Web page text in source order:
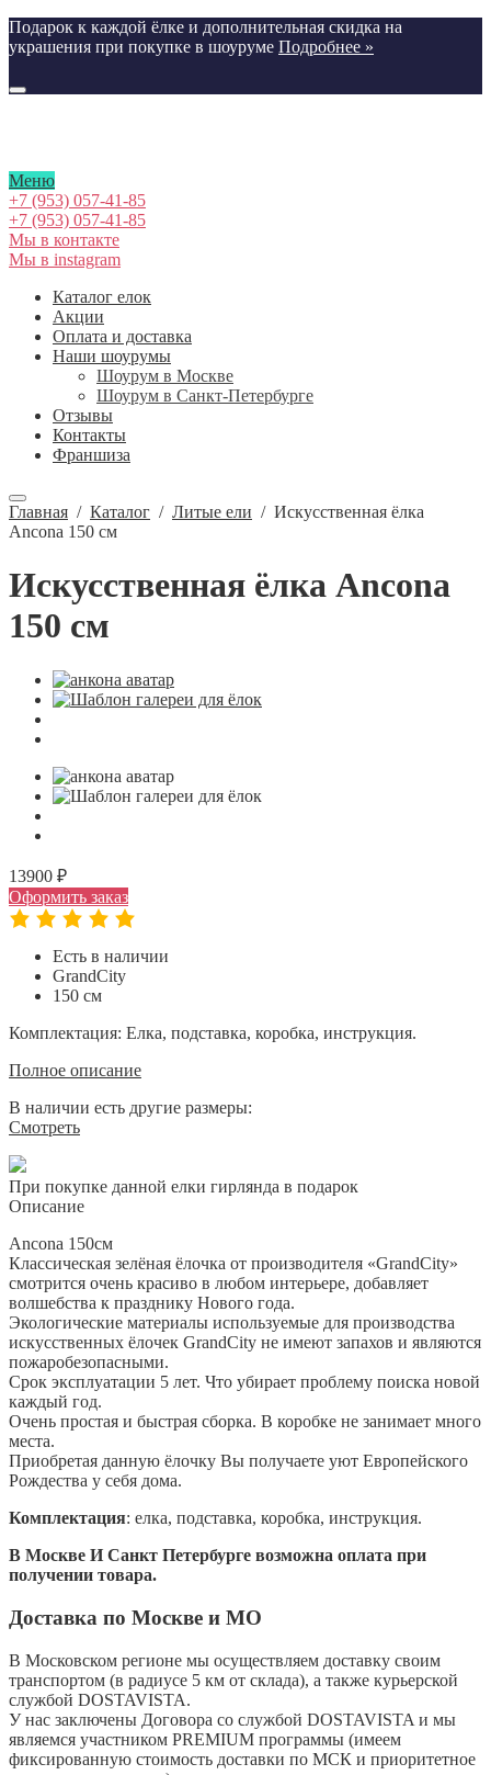
Подарок к каждой ёлке и дополнительная скидка на
украшения при покупке в шоуруме Подробнее »
Меню
+7 (953) 057-41-85
+7 (953) 057-41-85
Мы в контакте
Мы в instagram
Каталог елок
Акции
Оплата и доставка
Наши шоурумы
Шоурум в Москве
Шоурум в Cанкт-Петербурге
Отзывы
Контакты
Франшиза
Главная / Каталог / Литые ели / Искусственная ёлка
Ancona 150 см
Искусственная ёлка Ancona
150 см
13900 ₽
Оформить заказ
Есть в наличии
GrandCity
150 см
Комплектация: Елка, подставка, коробка, инструкция.
Полное описание
В наличии есть другие размеры:
Смотреть
При покупке данной елки гирлянда в подарок
Описание
Ancona 150см
Классическая зелёная ёлочка от производителя «GrandCity»
смотрится очень красиво в любом интерьере, добавляет
волшебства к празднику Нового года.
Экологические материалы используемые для производства
искусственных ёлочек GrandCity не имеют запахов и являются
пожаробезопасными.
Срок эксплуатации 5 лет. Что убирает проблему поиска новой
каждый год.
Очень простая и быстрая сборка. В коробке не занимает много
места.
Приобретая данную ёлочку Вы получаете уют Европейского
Рождества у себя дома.
Комплектация: елка, подставка, коробка, инструкция.
В Москве И Санкт Петербурге возможна оплата при
получении товара.
Доставка по Москве и МО
В Московском регионе мы осуществляем доставку своим
транспортом (в радиусе 5 км от склада), а также курьерской
службой DOSTAVISTA.
У нас заключены Договора со службой DOSTAVISTA и мы
являемся участником PREMIUM программы (имеем
фиксированную стоимость доставки по МСК и приоритетное